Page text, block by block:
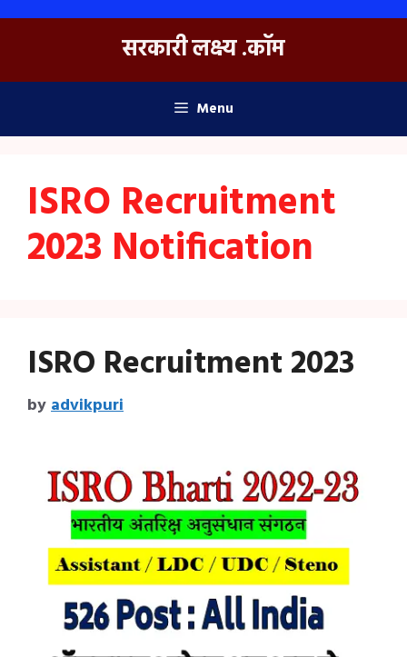
Skip
सरकारी लक्ष्य .कॉम
Menu
ISRO Recruitment
2023 Notification
ISRO Recruitment 2023
byadvikpuri